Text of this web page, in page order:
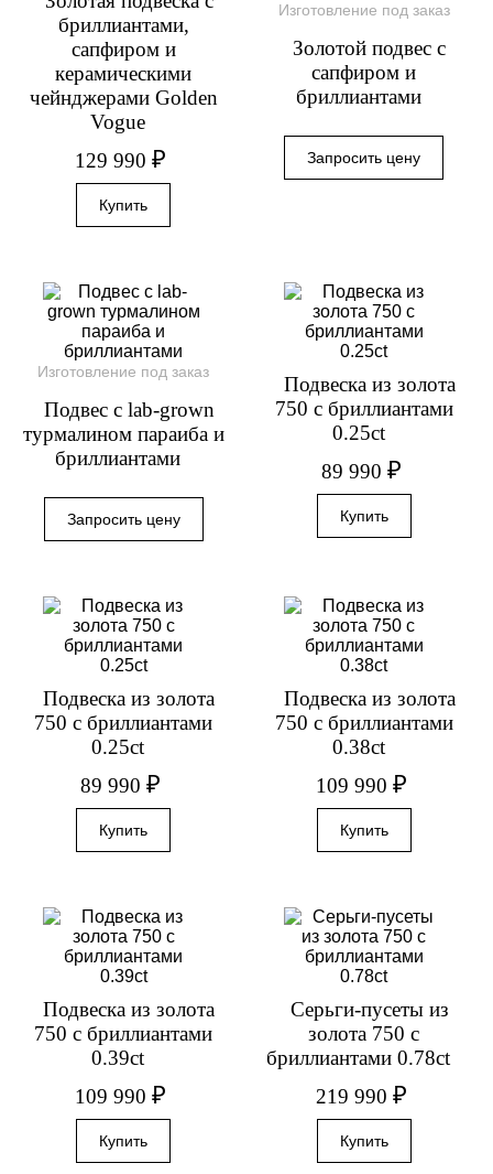
бриллиантами,
сапфиром и
керамическими
чейнджерами Golden
Vogue
129 990₽
Изготовление под заказ
Золотой подвес с
сапфиром и
бриллиантами
Изготовление под заказ
Подвес с lab-grown
турмалином параиба и
бриллиантами
Подвеска из золота
750 с бриллиантами
0.25ct
89 990 ₽
Подвеска из золота
750 с бриллиантами
0.25ct
89 990₽
Подвеска из золота
750 с бриллиантами
0.38ct
109 990 ₽
Подвеска из золота
750 с бриллиантами
0.39ct
109 990₽
Серьги-пусеты из
золота 750 с
бриллиантами 0.78ct
219 990 ₽